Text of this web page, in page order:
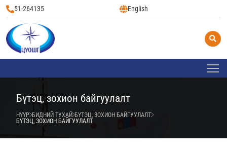
51-264135 English
Бүтэц, зохион байгуулалт
НҮҮР БИДНИЙ ТУХАЙ БҮТЭЦ, ЗОХИОН БАЙГУУЛАЛТ
БҮТЭЦ, ЗОХИОН БАЙГУУЛАЛТ